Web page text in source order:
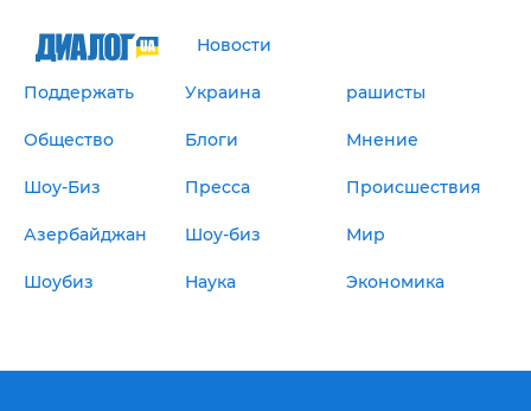
Новости
Поддержать Украина рашисты
Общество Блоги Мнение
Шоу-Биз Пресса Происшествия
Азербайджан Шоу-биз Мир
Шоубиз Наука Экономика